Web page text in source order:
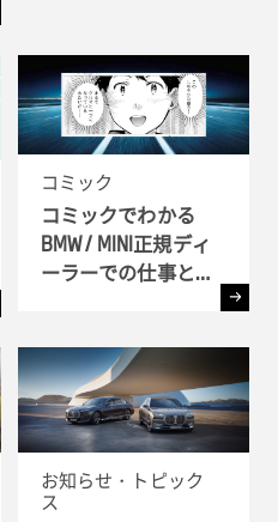
コミック
コミックでわかる
BMW / MINI正規ディ
ーラーでの仕事とキ
お知らせ・トピック
ス